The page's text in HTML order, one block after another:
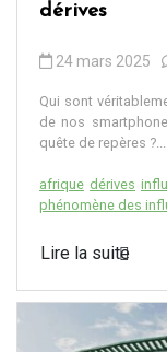
dérives
24 mars 2025
Qui sont
de nos
quête de repères ?...
afrique dérives
phénomène des
Lire la suite